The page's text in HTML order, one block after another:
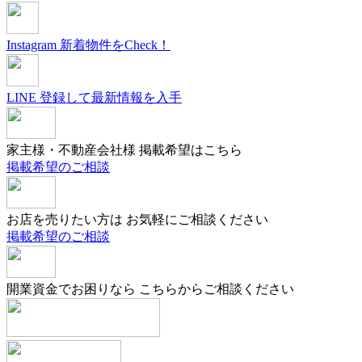
Instagram 新着物件をCheck！
LINE 登録して最新情報を入手
家主様・不動産会社様 掲載希望はこちら
掲載希望のご相談
お店を売りたい方は お気軽にご相談ください
掲載希望のご相談
開業資金でお困りなら こちらからご相談ください